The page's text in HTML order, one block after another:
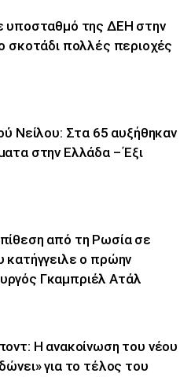
υποσταθμό της ΔΕΗ στην
σκοτάδι πολλές περιοχές
Νείλου: Στα 65 αυξήθηκαν
στην Ελλάδα – Έξι
από τη Ρωσία σε
κατήγγειλε ο πρώην
Γκαμπριέλ Ατάλ
Η ανακοίνωση του νέου
για το τέλος του